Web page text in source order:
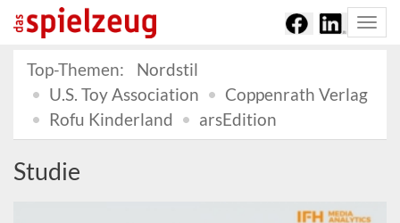
Top-Themen:
Nordstil
U.S. Toy Association
Coppenrath Verlag
Rofu Kinderland
arsEdition
Studie